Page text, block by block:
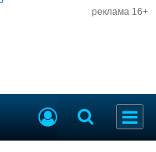
реклама 16+